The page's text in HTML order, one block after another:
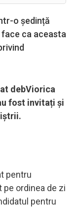
o ședință
ca aceasta
debViorica
fost invitați și
pentru
ordinea de zi
pentru